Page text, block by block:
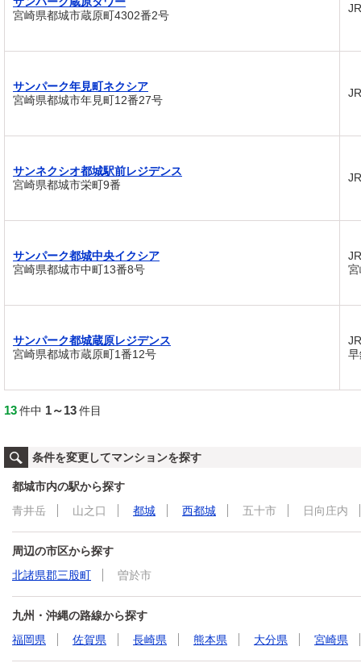
宮崎県都城市蔵原町4302番2号
サンパーク年見町ネクシア
宮崎県都城市年見町12番27号
サンネクシオ都城駅前レジデンス
宮崎県都城市栄町9番
サンパーク都城中央イクシア
宮崎県都城市中町13番8号
サンパーク都城蔵原レジデンス
宮崎県都城市蔵原町1番12号
13件中 1～13件目
条件を変更してマンションを探す
都城市内の駅から探す
青井岳
山之口 都城 西都城 五十市 日向庄内
周辺の市区から探す
北諸県郡三股町
曽於市
九州・沖縄の路線から探す
福岡県
佐賀県 長崎県 熊本県 大分県 宮崎県